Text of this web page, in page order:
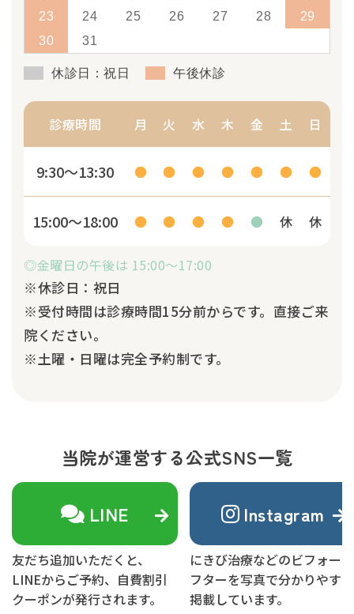
23
24 25 26 27 28
29
30
31
休診日：祝日 午後休診
診療時間 月 火 水 木 金 土 日
9:30～13:30 ● ● ● ● ● ● ●
15:00～18:00 ● ● ● ● ● 休 休
◎金曜日の午後は 15:00～17:00
※休診日：祝日
※受付時間は診療時間15分前からです。直接ご来
院ください。
※土曜・日曜は完全予約制です。
当院が運営する公式SNS一覧
LINE
友だち追加いただくと、
LINEからご予約、自費割引
クーポンが発行されます。
Instagram
にきび治療などのビフォーア
フターを写真で分かりやすく
掲載しています。